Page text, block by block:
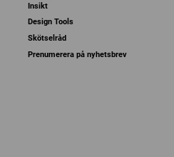
Insikt
Design Tools
Skötselråd
Prenumerera på nyhetsbrev